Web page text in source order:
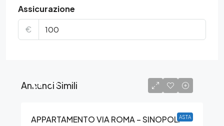
Assicurazione
€
Annunci Simili
ASTA
€8.179
APPARTAMENTO VIA ROMA – SINOPOLI